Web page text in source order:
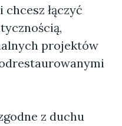
łączyć
projektów
z duchu